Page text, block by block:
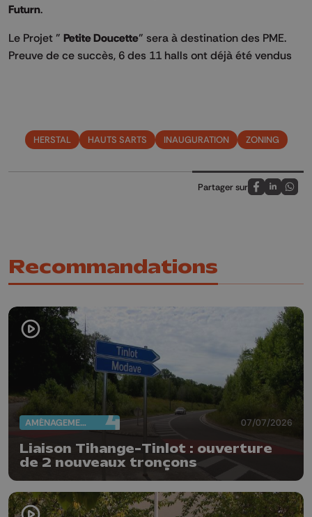
Futurn.
Le Projet " Petite Doucette" sera à destination des PME.
Preuve de ce succès, 6 des 11 halls ont déjà été vendus
HERSTAL HAUTS SARTS INAUGURATION ZONING
Partager sur
Partagez sur
Partagez
Recommandations
AMÉNAGEMENT DU TERRITOIRE 07/07/2026
Liaison Tihange-Tinlot : ouverture
de 2 nouveaux tronçons